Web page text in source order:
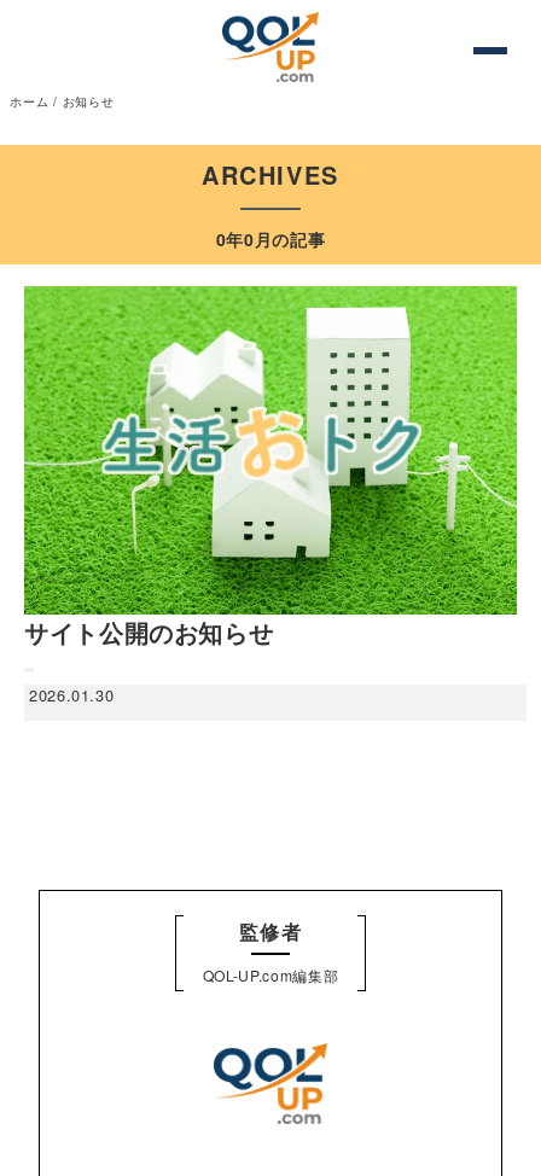
ホーム / お知らせ
ARCHIVES
0年0月の記事
サイト公開のお知らせ
2026.01.30
監修者
QOL-UP.com編集部